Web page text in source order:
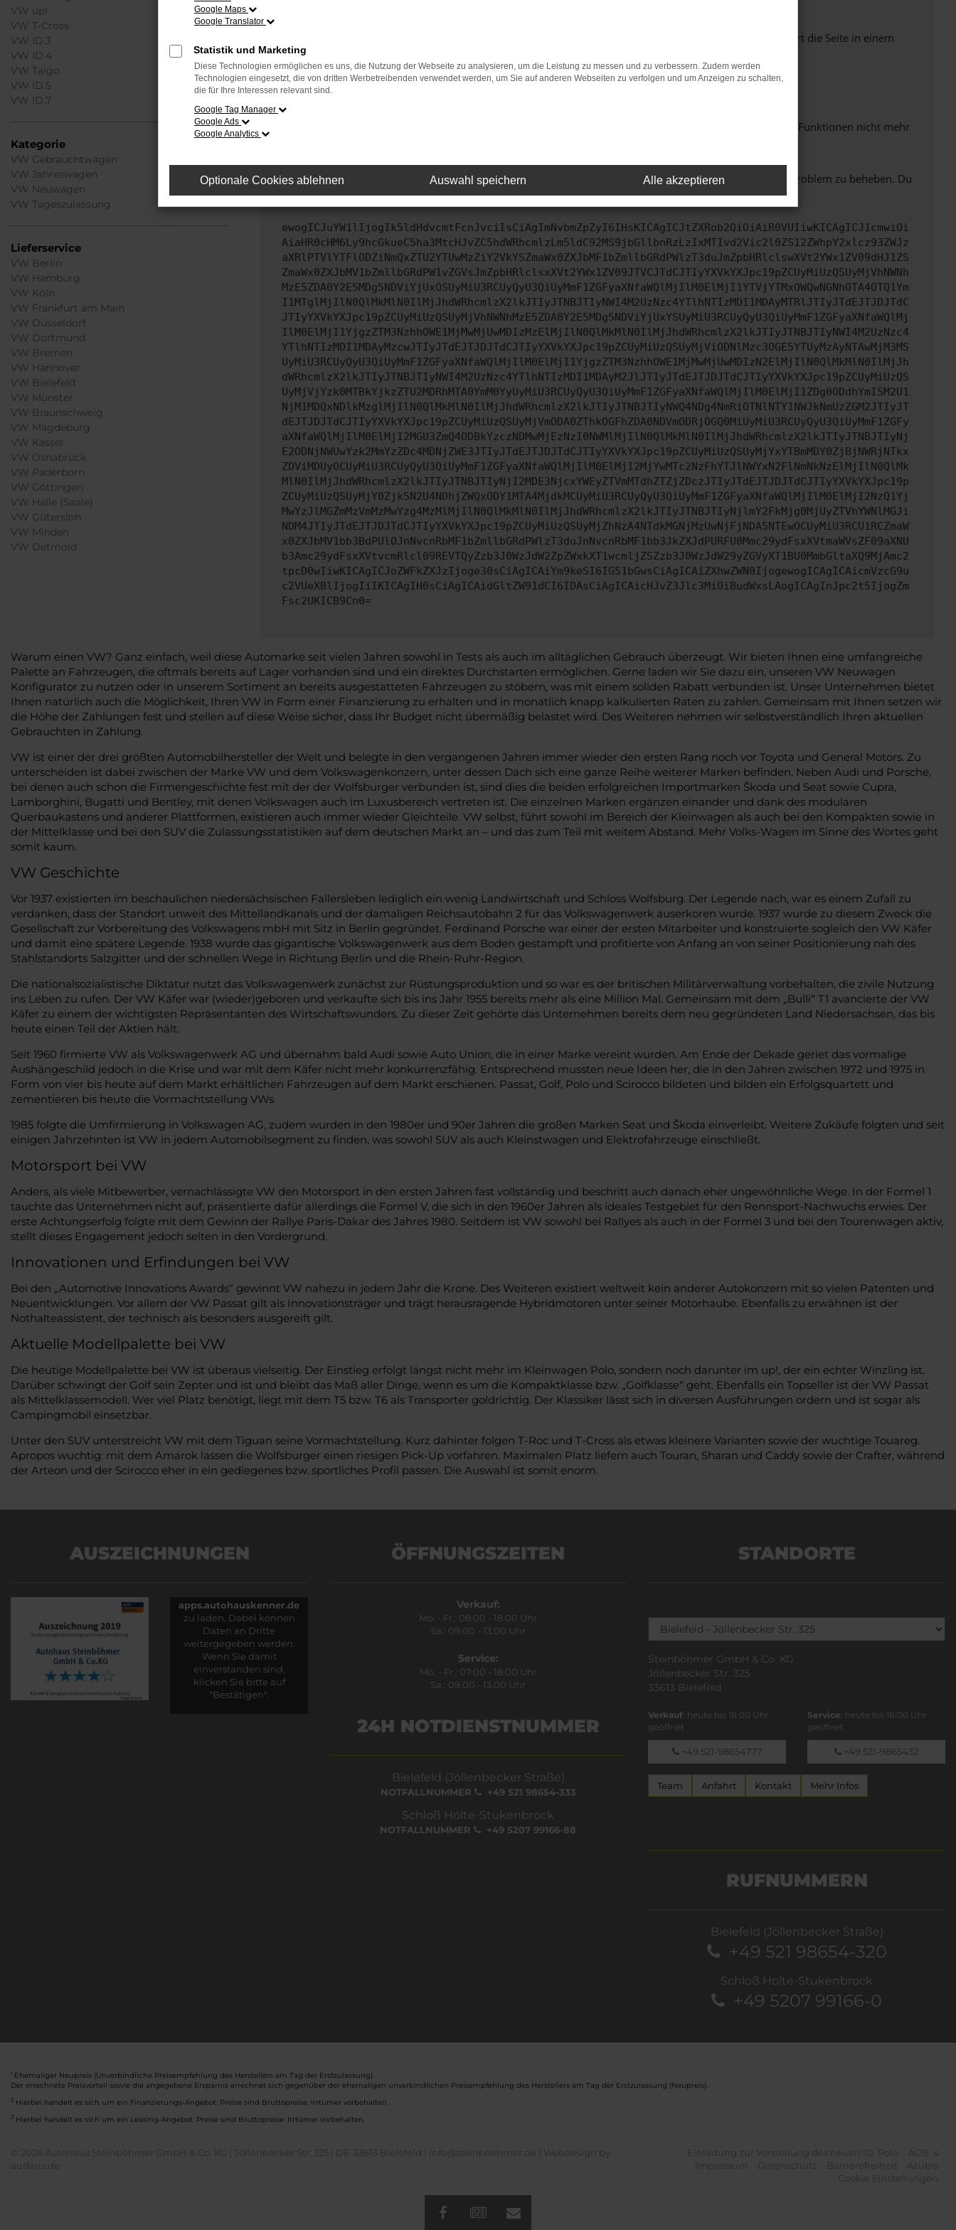
VW up!
VW T-Cross
VW ID.3
VW ID.4
VW Taigo
VW ID.5
VW ID.7
Kategorie
VW Gebrauchtwagen
VW Jahreswagen
VW Neuwagen
VW Tageszulassung
Lieferservice
VW Berlin
VW Hamburg
VW Köln
VW Frankfurt am Main
VW Düsseldorf
VW Dortmund
VW Bremen
VW Hannover
VW Bielefeld
VW Münster
VW Braunschweig
VW Magdeburg
VW Kassel
VW Osnabrück
VW Paderborn
VW Göttingen
VW Halle (Saale)
VW Gütersloh
VW Minden
VW Detmold
Manche Erweiterungen, wie Werbeblocker, können das Laden bestimmter Seiten verhindern. Funktioniert die Seite in einem
anderen Browser oder in einem privaten Fenster?
Starte dein Gerät neu.
Das kann manchmal helfen, vorübergehende Probleme zu beheben.
Veraltete Software birgt nicht nur ein Sicherheitsrisiko, sondern kann auch dazu führen, dass bestimmte Funktionen nicht mehr
Wende dich an den Webseitenbetreiber.
Wenn du alle oben genannten Schritte versucht hast, kontaktiere uns bitte. Wir werden versuchen, das Problem zu beheben. Du
kannst uns diesen Text schicken, um uns bei der Fehlersuche zu unterstützen:
ewogICJuYW1lIjogIk5ldHdvcmtFcnJvciIsCiAgImNvbmZpZyI6IHsKICAgICJtZXRob2QiOiAiR0VUIiwKICAgICJ1cmwiOi
AiaHR0cHM6Ly9hcGkueC5ha3MtcHJvZC5hdWRhcmlzLm5ldC92MS9jbGllbnRzLzIxMTIvd2Vic2l0ZS12ZWhpY2xlcz93ZWJz
aXRlPTVlYTFlODZiNmQxZTU2YTUwMzZiY2VkYSZmaWx0ZXJbMF1bZmllbGRdPWlzT3duJmZpbHRlclswXVt2YWx1ZV09dHJ1ZS
ZmaWx0ZXJbMV1bZmllbGRdPW1vZGVsJmZpbHRlclsxXVt2YWx1ZV09JTVCJTdCJTIyYXVkYXJpc19pZCUyMiUzQSUyMjVhNWNh
MzE5ZDA0Y2E5MDg5NDViYjUxOSUyMiU3RCUyQyU3QiUyMmF1ZGFyaXNfaWQlMjIlM0ElMjI1YTVjYTMxOWQwNGNhOTA4OTQ1Ym
I1MTglMjIlN0QlMkMlN0IlMjJhdWRhcmlzX2lkJTIyJTNBJTIyNWI4M2UzNzc4YTlhNTIzMDI1MDAyMTRlJTIyJTdEJTJDJTdC
JTIyYXVkYXJpc19pZCUyMiUzQSUyMjVhNWNhMzE5ZDA0Y2E5MDg5NDViYjUxYSUyMiU3RCUyQyU3QiUyMmF1ZGFyaXNfaWQlMj
IlM0ElMjI1YjgzZTM3NzhhOWE1MjMwMjUwMDIzMzElMjIlN0QlMkMlN0IlMjJhdWRhcmlzX2lkJTIyJTNBJTIyNWI4M2UzNzc4
YTlhNTIzMDI1MDAyMzcwJTIyJTdEJTJDJTdCJTIyYXVkYXJpc19pZCUyMiUzQSUyMjViODNlMzc3OGE5YTUyMzAyNTAwMjM3MS
UyMiU3RCUyQyU3QiUyMmF1ZGFyaXNfaWQlMjIlM0ElMjI1YjgzZTM3NzhhOWE1MjMwMjUwMDIzN2ElMjIlN0QlMkMlN0IlMjJh
dWRhcmlzX2lkJTIyJTNBJTIyNWI4M2UzNzc4YTlhNTIzMDI1MDAyM2JlJTIyJTdEJTJDJTdCJTIyYXVkYXJpc19pZCUyMiUzQS
UyMjVjYzk0MTBkYjkzZTU2MDRhMTA0YmM0YyUyMiU3RCUyQyU3QiUyMmF1ZGFyaXNfaWQlMjIlM0ElMjI1ZDg0ODdhYmI5M2U1
NjM1MDQxNDlkMzglMjIlN0QlMkMlN0IlMjJhdWRhcmlzX2lkJTIyJTNBJTIyNWQ4NDg4NmRiOTNlNTY1NWJkNmUzZGM2JTIyJT
dEJTJDJTdCJTIyYXVkYXJpc19pZCUyMiUzQSUyMjVmODA0ZThkOGFhZDA0NDVmODRjOGQ0MiUyMiU3RCUyQyU3QiUyMmF1ZGFy
aXNfaWQlMjIlM0ElMjI2MGU3ZmQ4ODBkYzczNDMwMjEzNzI0NWMlMjIlN0QlMkMlN0IlMjJhdWRhcmlzX2lkJTIyJTNBJTIyNj
E2ODNjNWUwYzk2MmYzZDc4MDNjZWE3JTIyJTdEJTJDJTdCJTIyYXVkYXJpc19pZCUyMiUzQSUyMjYxYTBmMDY0ZjBjNWRjNTkx
ZDViMDUyOCUyMiU3RCUyQyU3QiUyMmF1ZGFyaXNfaWQlMjIlM0ElMjI2MjYwMTc2NzFhYTJlNWYxN2FlNmNkNzElMjIlN0QlMk
MlN0IlMjJhdWRhcmlzX2lkJTIyJTNBJTIyNjI2MDE3NjcxYWEyZTVmMTdhZTZjZDczJTIyJTdEJTJDJTdCJTIyYXVkYXJpc19p
ZCUyMiUzQSUyMjY0Zjk5N2U4NDhjZWQxODY1MTA4MjdkMCUyMiU3RCUyQyU3QiUyMmF1ZGFyaXNfaWQlMjIlM0ElMjI2NzQ1Yj
MwYzJlMGZmMzVmMzMwYzg4MzMlMjIlN0QlMkMlN0IlMjJhdWRhcmlzX2lkJTIyJTNBJTIyNjlmY2FkMjg0MjUyZTVhYWNlMGJi
NDM4JTIyJTdEJTJDJTdCJTIyYXVkYXJpc19pZCUyMiUzQSUyMjZhNzA4NTdkMGNjMzUwNjFjNDA5NTEwOCUyMiU3RCU1RCZmaW
x0ZXJbMV1bb3BdPUlOJnNvcnRbMF1bZmllbGRdPWlzT3duJnNvcnRbMF1bb3JkZXJdPURFU0Mmc29ydFsxXVtmaWVsZF09aXNU
b3Amc29ydFsxXVtvcmRlcl09REVTQyZzb3J0WzJdW2ZpZWxkXT1wcmljZSZzb3J0WzJdW29yZGVyXT1BU0MmbGltaXQ9MjAmc2
tpcD0wIiwKICAgICJoZWFkZXJzIjoge30sCiAgICAiYm9keSI6IG51bGwsCiAgICAiZXhwZWN0IjogewogICAgICAicmVzcG9u
c2VUeXBlIjogIiIKICAgIH0sCiAgICAidGltZW91dCI6IDAsCiAgICAicHJvZ3Jlc3MiOiBudWxsLAogICAgInJpc2t5IjogZm
Fsc2UKICB9Cn0=
Warum einen VW? Ganz einfach, weil diese Automarke seit vielen Jahren sowohl in Tests als auch im alltäglichen Gebrauch überzeugt. Wir bieten Ihnen eine umfangreiche
Palette an Fahrzeugen, die oftmals bereits auf Lager vorhanden sind und ein direktes Durchstarten ermöglichen. Gerne laden wir Sie dazu ein, unseren VW Neuwagen
Konfigurator zu nutzen oder in unserem Sortiment an bereits ausgestatteten Fahrzeugen zu stöbern, was mit einem soliden Rabatt verbunden ist. Unser Unternehmen bietet
Ihnen natürlich auch die Möglichkeit, Ihren VW in Form einer Finanzierung zu erhalten und in monatlich knapp kalkulierten Raten zu zahlen. Gemeinsam mit Ihnen setzen wir
die Höhe der Zahlungen fest und stellen auf diese Weise sicher, dass Ihr Budget nicht übermäßig belastet wird. Des Weiteren nehmen wir selbstverständlich Ihren aktuellen
Gebrauchten in Zahlung.
VW ist einer der drei größten Automobilhersteller der Welt und belegte in den vergangenen Jahren immer wieder den ersten Rang noch vor Toyota und General Motors. Zu
unterscheiden ist dabei zwischen der Marke VW und dem Volkswagenkonzern, unter dessen Dach sich eine ganze Reihe weiterer Marken befinden. Neben Audi und Porsche,
bei denen auch schon die Firmengeschichte fest mit der der Wolfsburger verbunden ist, sind dies die beiden erfolgreichen Importmarken Škoda und Seat sowie Cupra,
Lamborghini, Bugatti und Bentley, mit denen Volkswagen auch im Luxusbereich vertreten ist. Die einzelnen Marken ergänzen einander und dank des modularen
Querbaukastens und anderer Plattformen, existieren auch immer wieder Gleichteile. VW selbst, führt sowohl im Bereich der Kleinwagen als auch bei den Kompakten sowie in
der Mittelklasse und bei den SUV die Zulassungsstatistiken auf dem deutschen Markt an – und das zum Teil mit weitem Abstand. Mehr Volks-Wagen im Sinne des Wortes geht
somit kaum.
VW Geschichte
Vor 1937 existierten im beschaulichen niedersächsischen Fallersleben lediglich ein wenig Landwirtschaft und Schloss Wolfsburg. Der Legende nach, war es einem Zufall zu
verdanken, dass der Standort unweit des Mittellandkanals und der damaligen Reichsautobahn 2 für das Volkswagenwerk auserkoren wurde. 1937 wurde zu diesem Zweck die
Gesellschaft zur Vorbereitung des Volkswagens mbH mit Sitz in Berlin gegründet. Ferdinand Porsche war einer der ersten Mitarbeiter und konstruierte sogleich den VW Käfer
und damit eine spätere Legende. 1938 wurde das gigantische Volkswagenwerk aus dem Boden gestampft und profitierte von Anfang an von seiner Positionierung nah des
Stahlstandorts Salzgitter und der schnellen Wege in Richtung Berlin und die Rhein-Ruhr-Region.
Die nationalsozialistische Diktatur nutzt das Volkswagenwerk zunächst zur Rüstungsproduktion und so war es der britischen Militärverwaltung vorbehalten, die zivile Nutzung
ins Leben zu rufen. Der VW Käfer war (wieder)geboren und verkaufte sich bis ins Jahr 1955 bereits mehr als eine Million Mal. Gemeinsam mit dem „Bulli“ T1 avancierte der VW
Käfer zu einem der wichtigsten Repräsentanten des Wirtschaftswunders. Zu dieser Zeit gehörte das Unternehmen bereits dem neu gegründeten Land Niedersachsen, das bis
heute einen Teil der Aktien hält.
Seit 1960 firmierte VW als Volkswagenwerk AG und übernahm bald Audi sowie Auto Union, die in einer Marke vereint wurden. Am Ende der Dekade geriet das vormalige
Aushängeschild jedoch in die Krise und war mit dem Käfer nicht mehr konkurrenzfähig. Entsprechend mussten neue Ideen her, die in den Jahren zwischen 1972 und 1975 in
Form von vier bis heute auf dem Markt erhältlichen Fahrzeugen auf dem Markt erschienen. Passat, Golf, Polo und Scirocco bildeten und bilden ein Erfolgsquartett und
zementieren bis heute die Vormachtstellung VWs
1985 folgte die Umfirmierung in Volkswagen AG, zudem wurden in den 1980er und 90er Jahren die großen Marken Seat und Škoda einverleibt. Weitere Zukäufe folgten und seit
einigen Jahrzehnten ist VW in jedem Automobilsegment zu finden, was sowohl SUV als auch Kleinstwagen und Elektrofahrzeuge einschließt.
Motorsport bei VW
Anders, als viele Mitbewerber, vernachlässigte VW den Motorsport in den ersten Jahren fast vollständig und beschritt auch danach eher ungewöhnliche Wege. In der Formel 1
tauchte das Unternehmen nicht auf, präsentierte dafür allerdings die Formel V, die sich in den 1960er Jahren als ideales Testgebiet für den Rennsport-Nachwuchs erwies. Der
erste Achtungserfolg folgte mit dem Gewinn der Rallye Paris-Dakar des Jahres 1980. Seitdem ist VW sowohl bei Rallyes als auch in der Formel 3 und bei den Tourenwagen aktiv,
stellt dieses Engagement jedoch selten in den Vordergrund.
Innovationen und Erfindungen bei VW
Bei den „Automotive Innovations Awards“ gewinnt VW nahezu in jedem Jahr die Krone. Des Weiteren existiert weltweit kein anderer Autokonzern mit so vielen Patenten und
Neuentwicklungen. Vor allem der VW Passat gilt als Innovationsträger und trägt herausragende Hybridmotoren unter seiner Motorhaube. Ebenfalls zu erwähnen ist der
Nothalteassistent, der technisch als besonders ausgereift gilt.
Aktuelle Modellpalette bei VW
Die heutige Modellpalette bei VW ist überaus vielseitig. Der Einstieg erfolgt längst nicht mehr im Kleinwagen Polo, sondern noch darunter im up!, der ein echter Winzling ist.
Darüber schwingt der Golf sein Zepter und ist und bleibt das Maß aller Dinge, wenn es um die Kompaktklasse bzw. „Golfklasse“ geht. Ebenfalls ein Topseller ist der VW Passat
als Mittelklassemodell. Wer viel Platz benötigt, liegt mit dem T5 bzw. T6 als Transporter goldrichtig. Der Klassiker lässt sich in diversen Ausführungen ordern und ist sogar als
Campingmobil einsetzbar.
Unter den SUV unterstreicht VW mit dem Tiguan seine Vormachtstellung. Kurz dahinter folgen T-Roc und T-Cross als etwas kleinere Varianten sowie der wuchtige Touareg.
Apropos wuchtig: mit dem Amarok lassen die Wolfsburger einen riesigen Pick-Up vorfahren. Maximalen Platz liefern auch Touran, Sharan und Caddy sowie der Crafter, während
der Arteon und der Scirocco eher in ein gediegenes bzw. sportliches Profil passen. Die Auswahl ist somit enorm.
AUSZEICHNUNGEN
apps.autohauskenner.de
zu laden. Dabei können
Daten an Dritte
weitergegeben werden.
Wenn Sie damit
einverstanden sind,
klicken Sie bitte auf
"Bestätigen".
ÖFFNUNGSZEITEN
Verkauf:
Mo. - Fr.: 08.00 - 18.00 Uhr
Sa.: 09.00 - 13.00 Uhr
Service:
Mo. - Fr.: 07.00 - 18.00 Uhr
Sa.: 09.00 - 13.00 Uhr
24H NOTDIENSTNUMMER
Bielefeld (Jöllenbecker Straße)
NOTFALLNUMMER +49 521 98654-333
Schloß Holte-Stukenbrock
NOTFALLNUMMER +49 5207 99166-88
STANDORTE
Steinböhmer GmbH & Co. KG
Jöllenbecker Str. 325
33613 Bielefeld
Verkauf: heute bis 18:00 Uhr
geöffnet
+49 521-98654777
Service: heute bis 18:00 Uhr
geöffnet
+49 521-9865432
Team Anfahrt Kontakt Mehr Infos
RUFNUMMERN
Bielefeld (Jöllenbecker Straße)
+49 521 98654-320
Schloß Holte-Stukenbrock
+49 5207 99166-0
1 Ehemaliger Neupreis (Unverbindliche Preisempfehlung des Herstellers am Tag der Erstzulassung).
Der errechnete Preisvorteil sowie die angegebene Ersparnis errechnet sich gegenüber der ehemaligen unverbindlichen Preisempfehlung des Herstellers am Tag der Erstzulassung (Neupreis).
2 Hierbei handelt es sich um ein Finanzierungs-Angebot. Preise sind Bruttopreise. Irrtümer vorbehalten.
3 Hierbei handelt es sich um ein Leasing-Angebot. Preise sind Bruttopreise. Irrtümer vorbehalten.
© 2026 Autohaus Steinböhmer GmbH & Co. KG | Jöllenbecker Str. 325 | DE-33613 Bielefeld | info@steinboehmer.de |
Webdesign by
audaris.de
Einladung zur Vorstellung des neuen ID. Polo
AGB´s
Impressum
Datenschutz Barrierefreiheit
Azubis
Cookie Einstellungen
Google Maps
Google Translator
Statistik und Marketing
Diese Technologien ermöglichen es uns, die Nutzung der Webseite zu analysieren, um die Leistung zu messen und zu verbessern. Zudem werden
Technologien eingesetzt, die von dritten Werbetreibenden verwendet werden, um Sie auf anderen Webseiten zu verfolgen und um Anzeigen zu schalten,
die für Ihre Interessen relevant sind.
Google Tag Manager
Google Ads
Google Analytics
Optionale Cookies ablehnen Auswahl speichern Alle akzeptieren